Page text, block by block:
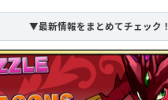
▼最新情報をまとめてチェック！